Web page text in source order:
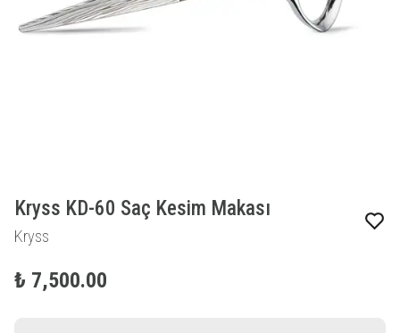
Kryss
Kryss KD-60 Saç Kesim Makası
₺ 7,500.00